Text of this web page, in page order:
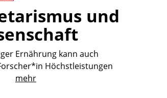
und
Ernährung kann auch
Höchstleistungen
mehr